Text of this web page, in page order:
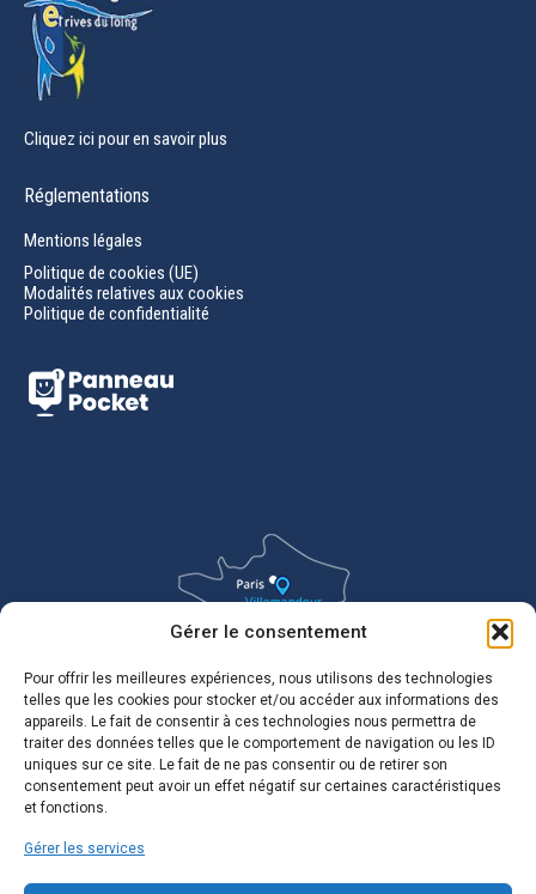
Gérer le consentement
Pour offrir les meilleures expériences, nous utilisons des technologies
telles que les cookies pour stocker et/ou accéder aux informations des
appareils. Le fait de consentir à ces technologies nous permettra de
traiter des données telles que le comportement de navigation ou les ID
uniques sur ce site. Le fait de ne pas consentir ou de retirer son
consentement peut avoir un effet négatif sur certaines caractéristiques
et fonctions.
Gérer les services
Cliquez ici pour en savoir plus
Réglementations
Mentions légales
Politique de cookies (UE)
Modalités relatives aux cookies
Politique de confidentialité